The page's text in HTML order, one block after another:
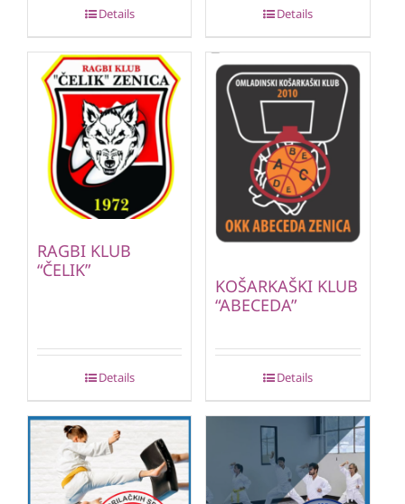
Details Details
RAGBI KLUB
“ČELIK”
Details
KOŠARKAŠKI KLUB
“ABECEDA”
Details